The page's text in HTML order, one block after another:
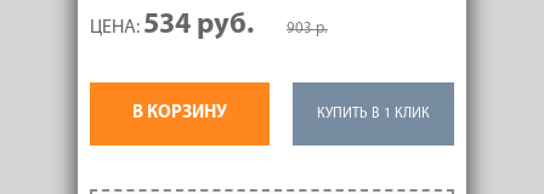
ЦЕНА: 534 руб. 903 р.
В КОРЗИНУ КУПИТЬ В 1 КЛИК